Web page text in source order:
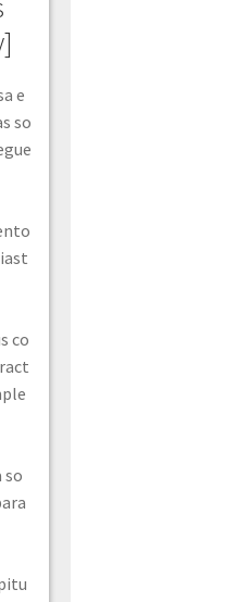
e
so
co
so